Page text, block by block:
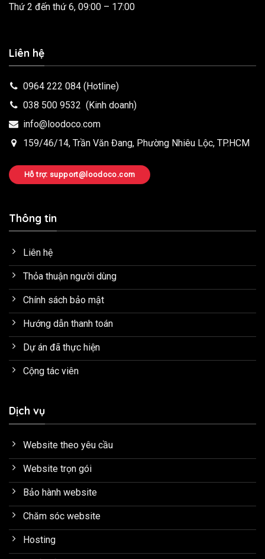
Thứ 2 đến thứ 6, 09:00 – 17:00
Liên hệ
0964 222 084 (Hotline)
038 500 9532 (Kinh doanh)
info@loodoco.com
159/46/14, Trần Văn Đang, Phường Nhiêu Lộc, TP.HCM
Hỗ trợ: support@loodoco.com
Thông tin
Liên hệ
Thỏa thuận người dùng
Chính sách bảo mật
Hướng dẫn thanh toán
Dự án đã thực hiện
Cộng tác viên
Dịch vụ
Website theo yêu cầu
Website trọn gói
Bảo hành website
Chăm sóc website
Hosting